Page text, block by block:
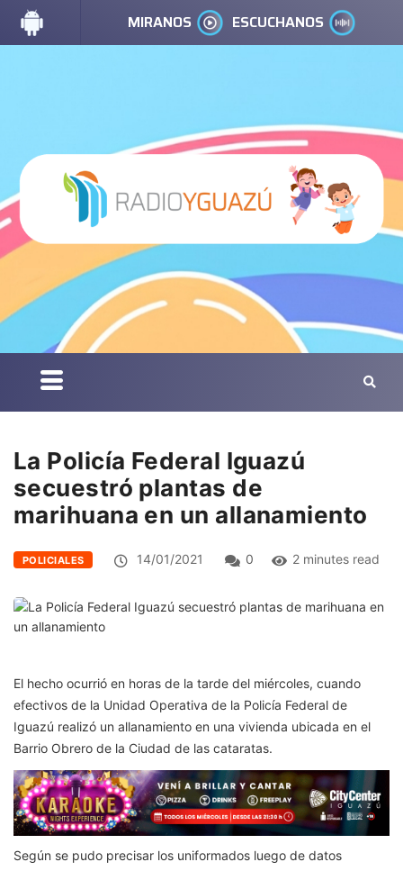
MIRANOS ESCUCHANOS
La Policía Federal Iguazú
secuestró plantas de
marihuana en un allanamiento
POLICIALES 14/01/2021 0 2 minutes read
El hecho ocurrió en horas de la tarde del miércoles, cuando
efectivos de la Unidad Operativa de la Policía Federal de
Iguazú realizó un allanamiento en una vivienda ubicada en el
Barrio Obrero de la Ciudad de las cataratas.
Según se pudo precisar los uniformados luego de datos